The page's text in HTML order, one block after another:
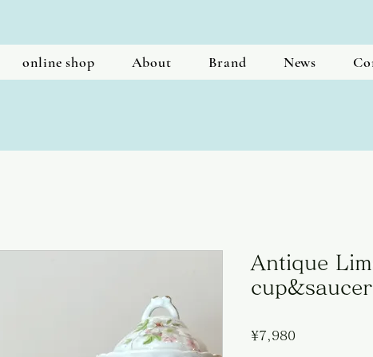
online shop About Brand News
Antique
cup&saucer
¥7,980